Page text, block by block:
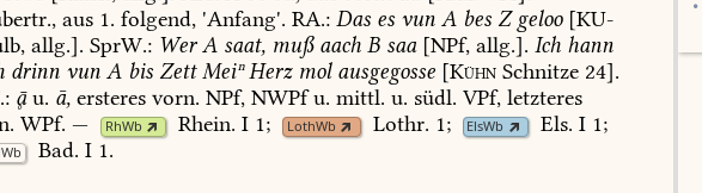
aus 1. folgend, 'Anfang'. RA.: Das es vun A bes Zgeloo[KU-
, allg.]. SprW.: WerA saat, mußaach B saa[NPf, allg.]. Ich hann
drinn vun A bis ZettMeiⁿHerzmolausgegosse [Kühn Schnitze 24].
u. ā, ersteres vorn. NPf, NWPfu. mittl. u. südl. VPf, letzteres
WPf. — RhWb Rhein. I 1; LothWb Lothr. 1; ElsWb Els. I1;
Bad. I1.
•